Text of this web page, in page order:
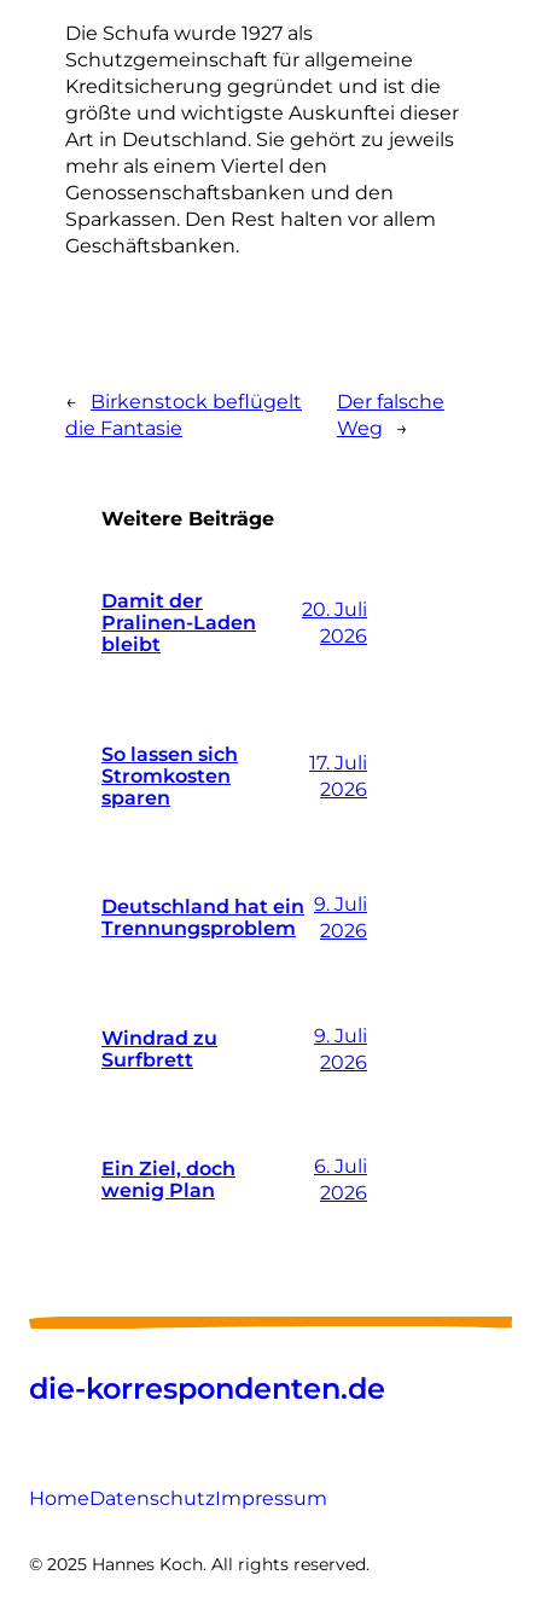
Die Schufa wurde 1927 als
Schutzgemeinschaft für allgemeine
Kreditsicherung gegründet und ist die
größte und wichtigste Auskunftei dieser
Art in Deutschland. Sie gehört zu jeweils
mehr als einem Viertel den
Genossenschaftsbanken und den
Sparkassen. Den Rest halten vor allem
Geschäftsbanken.
←
Birkenstock beflügelt
die Fantasie
Der falsche
Weg
→
Weitere Beiträge
Damit der
Pralinen-Laden
bleibt
20. Juli
2026
So lassen sich
Stromkosten
sparen
17. Juli
2026
Deutschland hat ein
Trennungsproblem
9. Juli
2026
Windrad zu
Surfbrett
9. Juli
2026
Ein Ziel, doch
wenig Plan
6. Juli
2026
die-korrespondenten.de
HomeDatenschutzImpressum
© 2025 Hannes Koch. All rights reserved.